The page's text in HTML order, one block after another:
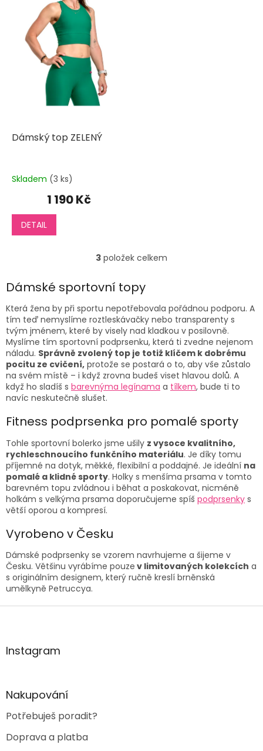
Dámský top ZELENÝ
Skladem (3 ks)
1 190 Kč
DETAIL
O
l
á
d
a
c
í
p
r
v
k
y
ý
p
i
s
u
3 položek celkem
Dámské sportovní topy
Která žena by při sportu nepotřebovala pořádnou podporu. A
tím teď nemyslíme roztleskávačky nebo transparenty s
tvým jménem, které by visely nad kladkou v posilovně.
Myslíme tím sportovní podprsenku, která ti zvedne nejenom
náladu. Správně zvolený top je totiž klíčem k dobrému
pocitu ze cvičení, protože se postará o to, aby vše zůstalo
na svém místě – i když zrovna budeš viset hlavou dolů. A
když ho sladíš s barevnýma legínama a tílkem, bude ti to
navíc neskutečně slušet.
Fitness podprsenka pro pomalé sporty
Tohle sportovní bolerko jsme ušily z vysoce kvalitního,
rychleschnoucího funkčního materiálu. Je díky tomu
příjemné na dotyk, měkké, flexibilní a poddajné. Je ideální na
pomalé a klidné sporty. Holky s menšíma prsama v tomto
barevném topu zvládnou i běhat a poskakovat, nicméně
holkám s velkýma prsama doporučujeme spíš podprsenky s
větší oporou a kompresí.
Vyrobeno v Česku
Dámské podprsenky se vzorem navrhujeme a šijeme v
Česku. Většinu vyrábíme pouze v limitovaných kolekcích a
s originálním designem, který ručně kreslí brněnská
umělkyně Petruccya.
Z
aInstagram
Nakupování
Potřebuješ poradit?
Doprava a platba